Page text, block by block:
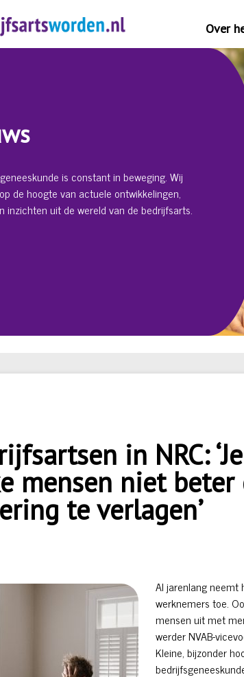
Over
is constant in beweging. Wij
de hoogte van actuele ontwikkelingen,
inzichten uit de wereld van de bedrijfsarts.
in NRC:
mensen niet
te verlagen’
Al jarenlang neemt
werknemers toe.
mensen uit met
werder NVAB-
Kleine, bijzonder